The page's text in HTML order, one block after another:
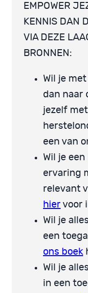
EMPOWER
KENNIS DAN
VIA DEZE
BRONNEN:
Wil je
dan naar
jezelf
een van
Wil je
ervaring
relevant
hier voor
Wil je
een
ons boek
Wil je
in een